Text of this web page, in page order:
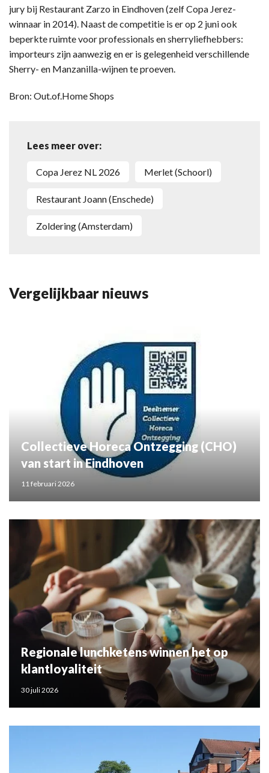
jury bij Restaurant Zarzo in Eindhoven (zelf Copa Jerez-
winnaar in 2014). Naast de competitie is er op 2 juni ook
beperkte ruimte voor professionals en sherryliefhebbers:
importeurs zijn aanwezig en er is gelegenheid verschillende
Sherry- en Manzanilla-wijnen te proeven.
Bron: Out.of.Home Shops
Lees meer over:
Copa Jerez NL 2026 Merlet (Schoorl)
Restaurant Joann (Enschede)
Zoldering (Amsterdam)
Vergelijkbaar nieuws
Collectieve Horeca Ontzegging (CHO)
van start in Eindhoven
11 februari 2026
Regionale lunchketens winnen het op
klantloyaliteit
30 juli 2026